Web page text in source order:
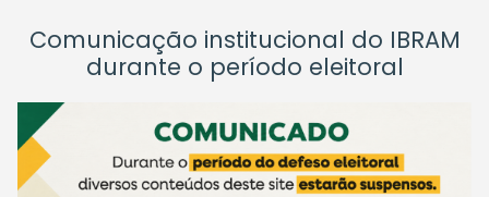
Comunicação institucional do IBRAM
durante o período eleitoral